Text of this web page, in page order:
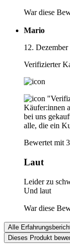
War diese
Mario
12. Dezember
Verifizierter
Käufer:innen
bei uns
alle, die ein
Bewertet mit
Laut
Leider zu
Und laut
War diese
Alle
Dieses Produkt